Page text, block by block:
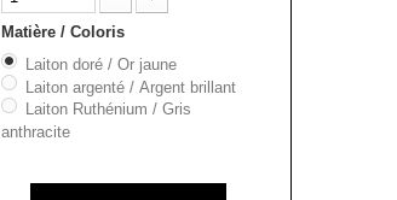
Matière / Coloris
Laiton doré / Or jaune
Laiton argenté / Argent brillant
Laiton Ruthénium / Gris
anthracite